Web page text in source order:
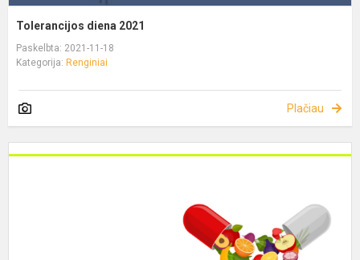
Tolerancijos diena 2021
Paskelbta: 2021-11-18
Kategorija: Renginiai
Plačiau